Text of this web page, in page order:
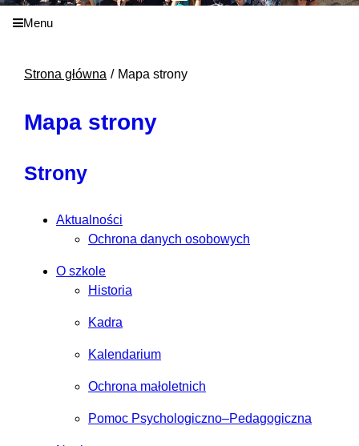
Menu
Strona główna Mapa strony
Mapa strony
Strony
Aktualności
Ochrona danych osobowych
O szkole
Historia
Kadra
Kalendarium
Ochrona małoletnich
Pomoc Psychologiczno–Pedagogiczna